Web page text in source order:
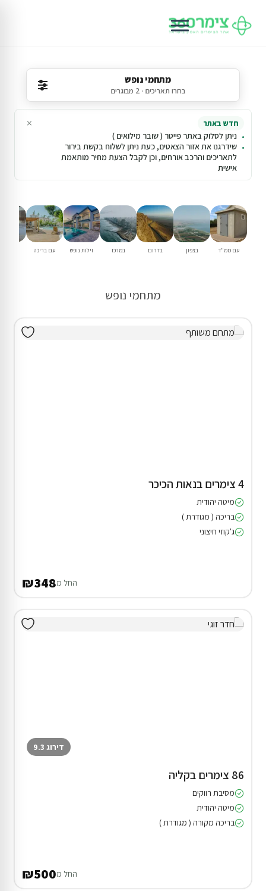
מתחמי נופש
בחרו תאריכים · 2 מבוגרים
חדש באתר
ניתן לסלוק באתר פייטר ( שובר מילואים )
שידרגנו את אזור הצאטים, כעת ניתן לשלוח בקשת בירור
לתאריכים והרכב אורחים, וכן לקבל הצעת מחיר מותאמת
אישית
×
עם ממ"ד בצפון בדרום במרכז וילות נופש עם בריכה
מתחמי נופש
4 צימרים בנאות הכיכר
מיטה יהודית
בריכה ( מגודרת )
ג'קוזי חיצוני
החל מ₪348
דירוג 9.3
86 צימרים בקליה
מסיבת רווקים
מיטה יהודית
בריכה מקורה ( מגודרת )
החל מ₪500